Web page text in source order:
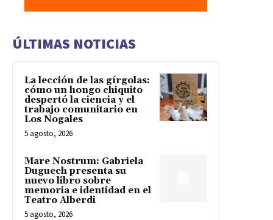
ÚLTIMAS NOTICIAS
La lección de las gírgolas:
cómo un hongo chiquito
despertó la ciencia y el
trabajo comunitario en
Los Nogales
5 agosto, 2026
Mare Nostrum: Gabriela
Duguech presenta su
nuevo libro sobre
memoria e identidad en el
Teatro Alberdi
5 agosto, 2026